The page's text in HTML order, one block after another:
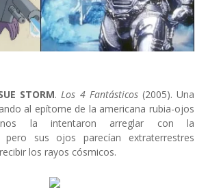
STORM.Los 4 Fantásticos(2005). Una
al epítome de la americana rubia-ojos
la intentaron arreglar con la
pero sus ojos parecían extraterrestres
los rayos cósmicos.